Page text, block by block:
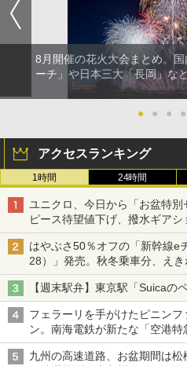
8月開催の花火大会まとめ。
ーチ」や日本三大「長岡」な
● ● ● ●
アクセスランキング
1時間 24時間
ユニクロ、今日から「お盆特
ピース待望値下げ、撥水ギア
はやぶさ50％オフの「新幹線e
28）」発売。秋冬乗車分、え
【週末駅弁】東京駅「Suicaの
フェラーリを手がけたピニン
ン。南海電鉄が新たな「空港
九州の高速道路、お盆期間は